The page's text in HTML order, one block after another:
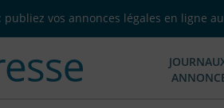
publiez vos annonces légales en ligne